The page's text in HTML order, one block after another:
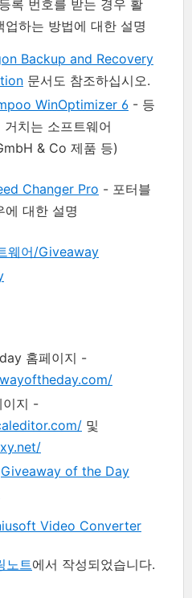
록 번호를 받는 경우 활
업하는 방법에 대한 설명
Backup and Recovery
문서도 참조하십시오.
WinOptimizer 6 - 등
거치는 소프트웨어
& Co 제품 등)
Changer Pro - 포터블
에 대한 설명
웨어/Giveaway
홈페이지 -
이지 -
및
Giveaway of the Day
Video Converter
노트에서 작성되었습니다.